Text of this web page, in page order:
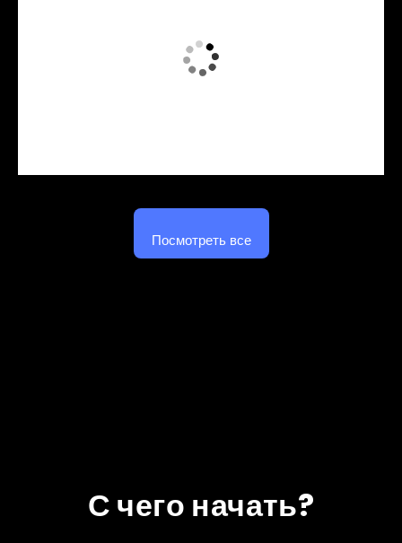
Посмотреть все
С чего начать?